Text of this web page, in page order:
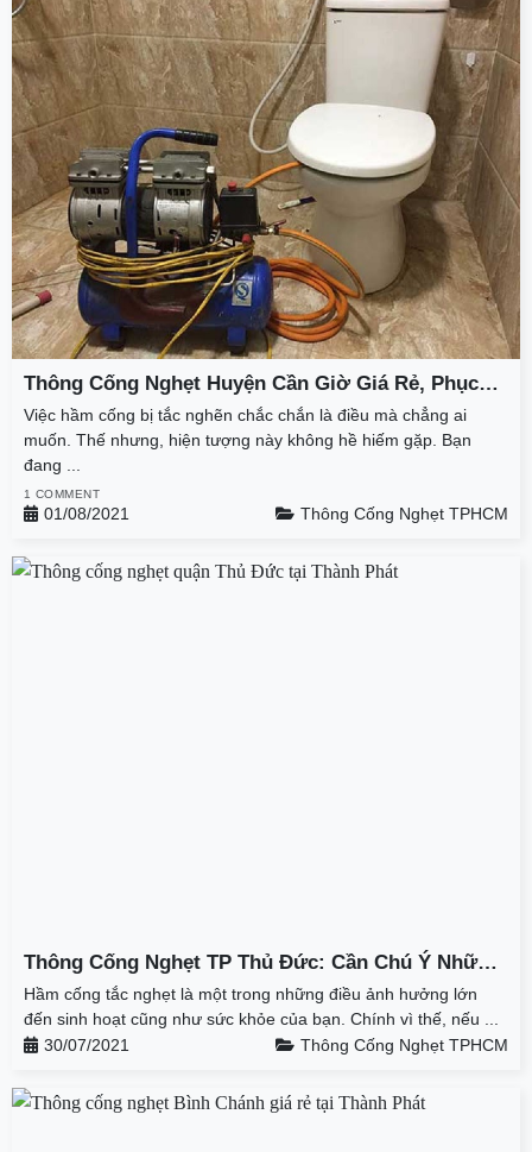
Thông Cống Nghẹt Huyện Cần Giờ Giá Rẻ, Phục
Vụ 24h, Cam Kết Sạch Sẽ
Việc hầm cống bị tắc nghẽn chắc chắn là điều mà chẳng ai
muốn. Thế nhưng, hiện tượng này không hề hiếm gặp. Bạn
đang ...
1 COMMENT
01/08/2021 Thông Cống Nghẹt TPHCM
Thông Cống Nghẹt TP Thủ Đức: Cần Chú Ý Những
Điều Sau
Hầm cống tắc nghẹt là một trong những điều ảnh hưởng lớn
đến sinh hoạt cũng như sức khỏe của bạn. Chính vì thế, nếu ...
30/07/2021
Thông Cống Nghẹt TPHCM